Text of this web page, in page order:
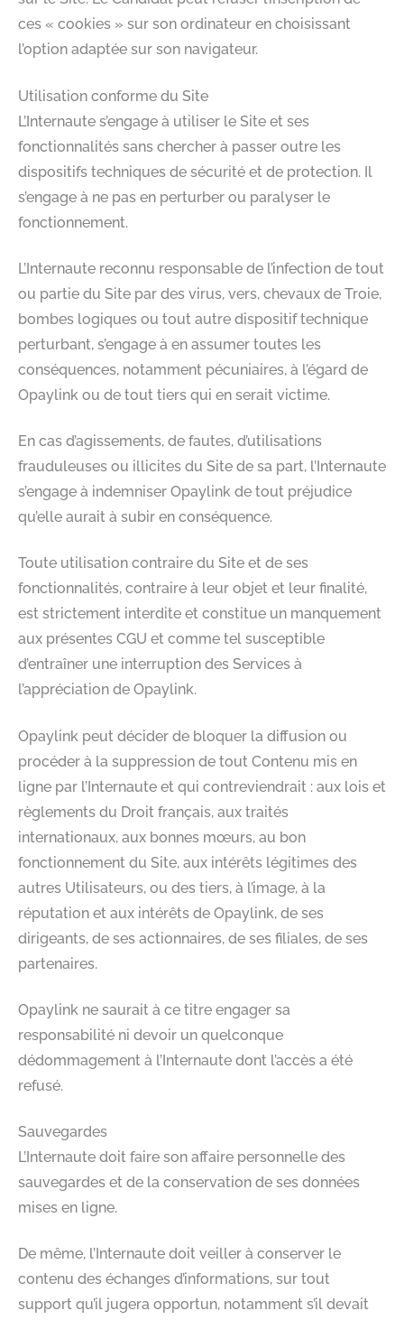
ces « cookies » sur son ordinateur en choisissant
l’option adaptée sur son navigateur.
Utilisation conforme du Site
L’Internaute s’engage à utiliser le Site et ses
fonctionnalités sans chercher à passer outre les
dispositifs techniques de sécurité et de protection. Il
s’engage à ne pas en perturber ou paralyser le
fonctionnement.
L’Internaute reconnu responsable de l’infection de tout
ou partie du Site par des virus, vers, chevaux de Troie,
bombes logiques ou tout autre dispositif technique
perturbant, s’engage à en assumer toutes les
conséquences, notamment pécuniaires, à l’égard de
Opaylink ou de tout tiers qui en serait victime.
En cas d’agissements, de fautes, d’utilisations
frauduleuses ou illicites du Site de sa part, l’Internaute
s’engage à indemniser Opaylink de tout préjudice
qu’elle aurait à subir en conséquence.
Toute utilisation contraire du Site et de ses
fonctionnalités, contraire à leur objet et leur finalité,
est strictement interdite et constitue un manquement
aux présentes CGU et comme tel susceptible
d’entraîner une interruption des Services à
l’appréciation de Opaylink.
Opaylink peut décider de bloquer la diffusion ou
procéder à la suppression de tout Contenu mis en
ligne par l’Internaute et qui contreviendrait : aux lois et
règlements du Droit français, aux traités
internationaux, aux bonnes mœurs, au bon
fonctionnement du Site, aux intérêts légitimes des
autres Utilisateurs, ou des tiers, à l’image, à la
réputation et aux intérêts de Opaylink, de ses
dirigeants, de ses actionnaires, de ses filiales, de ses
partenaires.
Opaylink ne saurait à ce titre engager sa
responsabilité ni devoir un quelconque
dédommagement à l’Internaute dont l’accès a été
refusé.
Sauvegardes
L’Internaute doit faire son affaire personnelle des
sauvegardes et de la conservation de ses données
mises en ligne.
De même, l’Internaute doit veiller à conserver le
contenu des échanges d’informations, sur tout
support qu’il jugera opportun, notamment s’il devait